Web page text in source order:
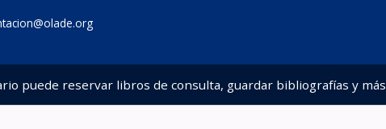
puede reservar libros de consulta, guardar bibliografías y más